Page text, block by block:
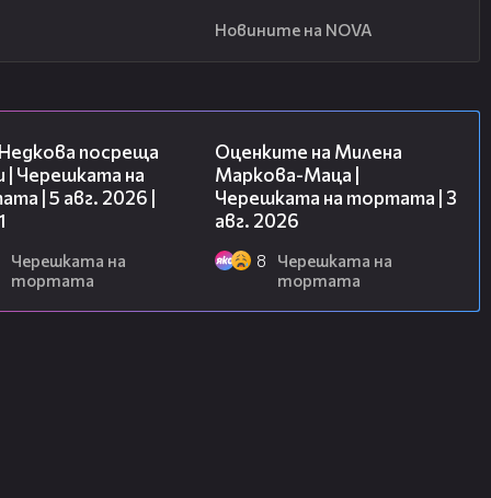
Новините на NOVA
посреща
| Черешката на
| 5 авг. 2026 |
Черешката на
тортата
Оценките на Милена
Маркова-Маца |
Черешката на тортата | 3
авг. 2026
8
Черешката на
тортата